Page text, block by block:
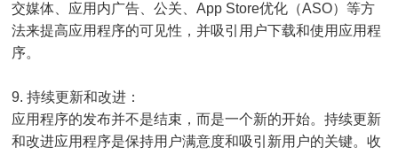
交媒体、应用内广告、公关、App Store优化（ASO）等方
法来提高应用程序的可见性，并吸引用户下载和使用应用程
序。
9. 持续更新和改进：
应用程序的发布并不是结束，而是一个新的开始。持续更新
和改进应用程序是保持用户满意度和吸引新用户的关键。收